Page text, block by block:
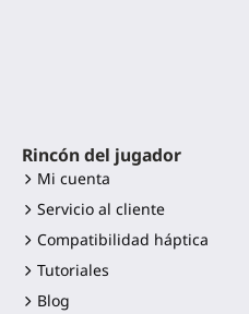
Rincón del jugador
Mi cuenta
Servicio al cliente
Compatibilidad háptica
Tutoriales
Blog